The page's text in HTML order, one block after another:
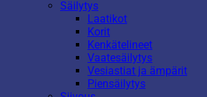
Säilytys
Laatikot
Korit
Kenkätelineet
Vaatesäilytys
Vesiastiat ja ämpärit
Piensäilytys